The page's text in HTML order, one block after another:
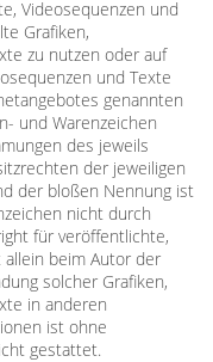
Videosequenzen und
Grafiken,
zu nutzen oder auf
und Texte
genannten
und Warenzeichen
des jeweils
der jeweiligen
der bloßen Nennung ist
nicht durch
für veröffentlichte,
beim Autor der
solcher Grafiken,
in anderen
ist ohne
gestattet.